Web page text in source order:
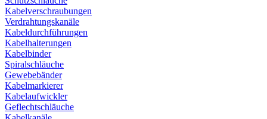
Kabelverschraubungen
Verdrahtungskanäle
Kabeldurchführungen
Kabelhalterungen
Kabelbinder
Spiralschläuche
Gewebebänder
Kabelmarkierer
Kabelaufwickler
Geflechtschläuche